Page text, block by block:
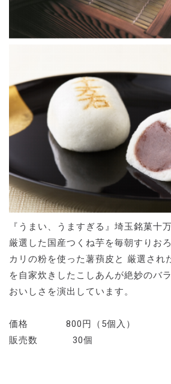
『うまい、うますぎる』埼玉銘菓十
厳選した国産つくね芋を毎朝すりお
カリの粉を使った薯蕷皮と 厳選され
を自家炊きしたこしあんが絶妙のバ
おいしさを演出しています。
価格 800円（5個入）
販売数 30個